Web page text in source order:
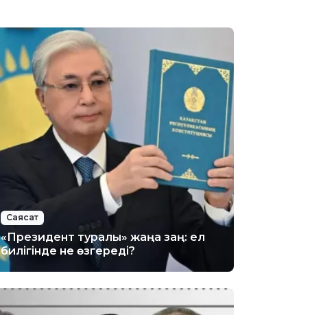
Саясат
«Президент туралы» жаңа заң: ел
билігінде не өзгереді?